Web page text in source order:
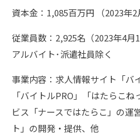
資本金：1,085百万円 （2023年2
従業員数：2,925名（2023年4
アルバイト･派遣社員除く
事業内容：求人情報サイト「バ
「バイトルPRO」「はたらこ
ビス「ナースではたらこ」の運
ト」の開発・提供、他